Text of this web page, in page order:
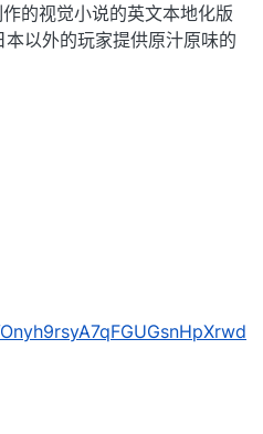
的视觉小说的英文本地化版
以外的玩家提供原汁原味的